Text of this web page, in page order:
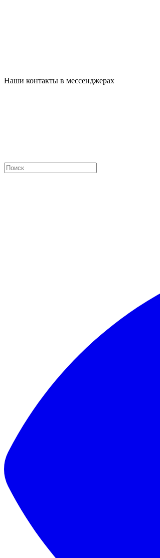
Наши контакты в мессенджерах